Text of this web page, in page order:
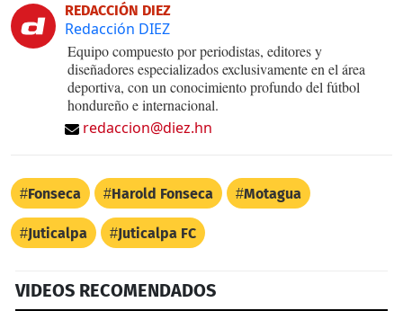
REDACCIÓN DIEZ
Redacción DIEZ
Equipo compuesto por periodistas, editores y
diseñadores especializados exclusivamente en el área
deportiva, con un conocimiento profundo del fútbol
hondureño e internacional.
redaccion@diez.hn
Fonseca Harold Fonseca Motagua
Juticalpa Juticalpa FC
VIDEOS RECOMENDADOS